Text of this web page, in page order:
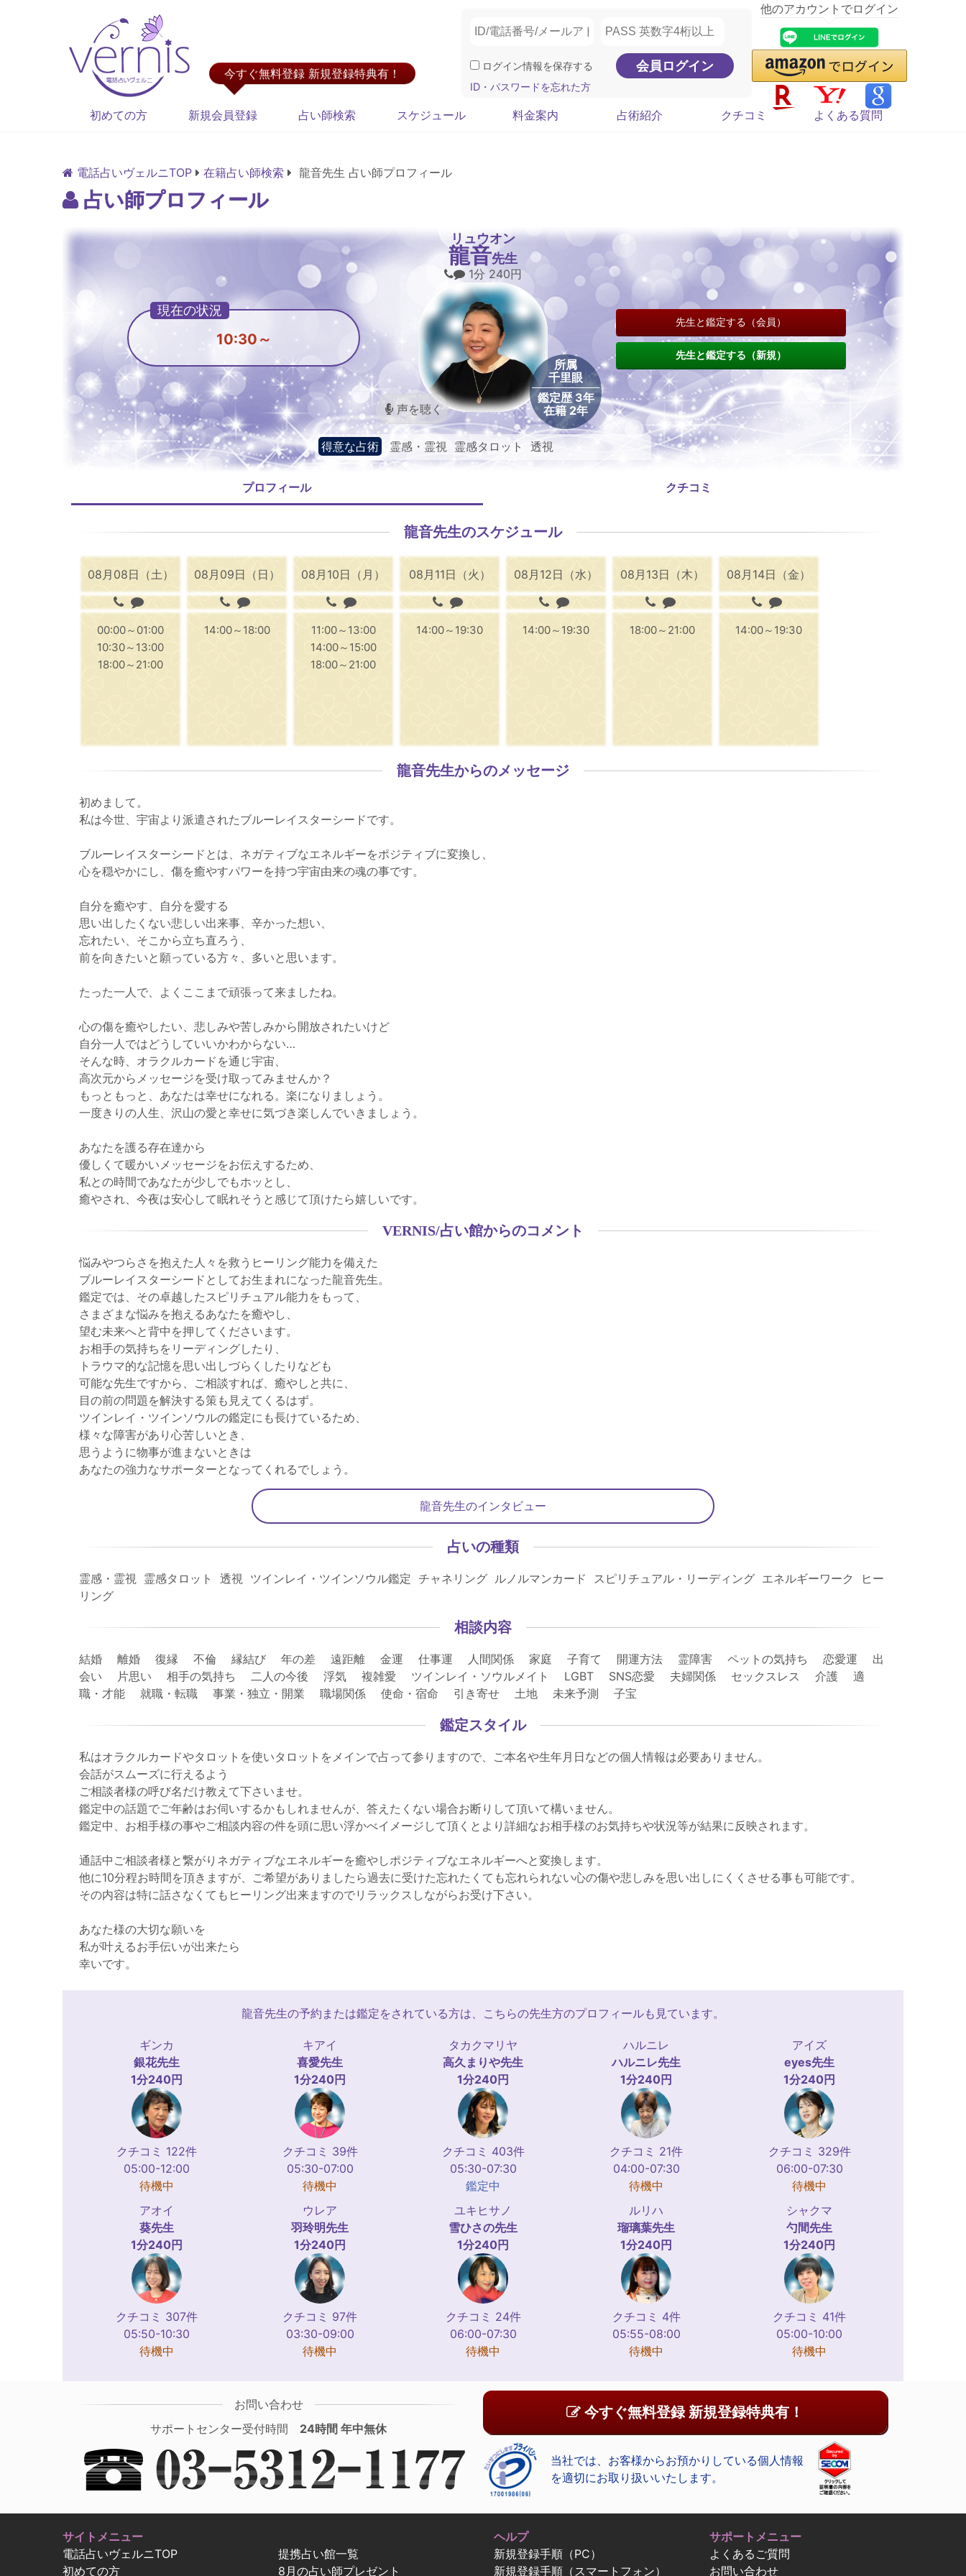
今すぐ無料登録 新規登録特典有！
ログイン情報を保存する
ID・パスワードを忘れた方
他のアカウントでログイン
初めての方 新規会員登録 占い師検索 スケジュール 料金案内 占術紹介 クチコミ よくある質問
電話占いヴェルニTOP 在籍占い師検索 龍音先生 占い師プロフィール
占い師プロフィール
リュウオン
龍音先生
声を聴く
所属
千里眼
鑑定歴 3年
在籍 2年
得意な占術 霊感・霊視 霊感タロット 透視
1分 240円
10:30～
先生と鑑定する（会員）
先生と鑑定する（新規）
プロフィール クチコミ
龍音先生のスケジュール
08月08日（土）
00:00～01:00
10:30～13:00
18:00～21:00
08月09日（日）
14:00～18:00
08月10日（月）
11:00～13:00
14:00～15:00
18:00～21:00
08月11日（火）
14:00～19:30
08月12日（水）
14:00～19:30
08月13日（木）
18:00～21:00
08月14日（金）
14:00～19:30
龍音先生からのメッセージ
初めまして。
私は今世、宇宙より派遣されたブルーレイスターシードです。
ブルーレイスターシードとは、ネガティブなエネルギーをポジティブに変換し、
心を穏やかにし、傷を癒やすパワーを持つ宇宙由来の魂の事です。
自分を癒やす、自分を愛する
思い出したくない悲しい出来事、辛かった想い、
忘れたい、そこから立ち直ろう、
前を向きたいと願っている方々、多いと思います。
たった一人で、よくここまで頑張って来ましたね。
心の傷を癒やしたい、悲しみや苦しみから開放されたいけど
自分一人ではどうしていいかわからない…
そんな時、オラクルカードを通じ宇宙、
高次元からメッセージを受け取ってみませんか？
もっともっと、あなたは幸せになれる。楽になりましょう。
一度きりの人生、沢山の愛と幸せに気づき楽しんでいきましょう。
あなたを護る存在達から
優しくて暖かいメッセージをお伝えするため、
私との時間であなたが少しでもホッとし、
癒やされ、今夜は安心して眠れそうと感じて頂けたら嬉しいです。
VERNIS/占い館からのコメント
悩みやつらさを抱えた人々を救うヒーリング能力を備えた
ブルーレイスターシードとしてお生まれになった龍音先生。
鑑定では、その卓越したスピリチュアル能力をもって、
さまざまな悩みを抱えるあなたを癒やし、
望む未来へと背中を押してくださいます。
お相手の気持ちをリーディングしたり、
トラウマ的な記憶を思い出しづらくしたりなども
可能な先生ですから、ご相談すれば、癒やしと共に、
目の前の問題を解決する策も見えてくるはず。
ツインレイ・ツインソウルの鑑定にも長けているため、
様々な障害があり心苦しいとき、
思うように物事が進まないときは
あなたの強力なサポーターとなってくれるでしょう。
龍音先生のインタビュー
占いの種類
霊感・霊視 霊感タロット 透視 ツインレイ・ツインソウル鑑定 チャネリング ルノルマンカード スピリチュアル・リーディング エネルギーワーク ヒー
リング
相談内容
結婚 離婚 復縁 不倫 縁結び 年の差 遠距離 金運 仕事運 人間関係 家庭 子育て 開運方法 霊障害 ペットの気持ち 恋愛運 出
会い 片思い 相手の気持ち 二人の今後 浮気 複雑愛 ツインレイ・ソウルメイト LGBT SNS恋愛 夫婦関係 セックスレス 介護 適
職・才能 就職・転職 事業・独立・開業 職場関係 使命・宿命 引き寄せ 土地 未来予測 子宝
鑑定スタイル
私はオラクルカードやタロットを使いタロットをメインで占って参りますので、ご本名や生年月日などの個人情報は必要ありません。
会話がスムーズに行えるよう
ご相談者様の呼び名だけ教えて下さいませ。
鑑定中の話題でご年齢はお伺いするかもしれませんが、答えたくない場合お断りして頂いて構いません。
鑑定中、お相手様の事やご相談内容の件を頭に思い浮かべイメージして頂くとより詳細なお相手様のお気持ちや状況等が結果に反映されます。
通話中ご相談者様と繋がりネガティブなエネルギーを癒やしポジティブなエネルギーへと変換します。
他に10分程お時間を頂きますが、ご希望がありましたら過去に受けた忘れたくても忘れられない心の傷や悲しみを思い出しにくくさせる事も可能です。
その内容は特に話さなくてもヒーリング出来ますのでリラックスしながらお受け下さい。
あなた様の大切な願いを
私が叶えるお手伝いが出来たら
幸いです。
龍音先生の予約または鑑定をされている方は、こちらの先生方のプロフィールも見ています。
ギンカ
銀花先生
1分240円
クチコミ 122件
05:00-12:00
待機中
キアイ
喜愛先生
1分240円
クチコミ 39件
05:30-07:00
待機中
タカクマリヤ
高久まりや先生
1分240円
クチコミ 403件
05:30-07:30
鑑定中
ハルニレ
ハルニレ先生
1分240円
クチコミ 21件
04:00-07:30
待機中
アイズ
eyes先生
1分240円
クチコミ 329件
06:00-07:30
待機中
アオイ
葵先生
1分240円
クチコミ 307件
05:50-10:30
待機中
ウレア
羽玲明先生
1分240円
クチコミ 97件
03:30-09:00
待機中
ユキヒサノ
雪ひさの先生
1分240円
クチコミ 24件
06:00-07:30
待機中
ルリハ
瑠璃葉先生
1分240円
クチコミ 4件
05:55-08:00
待機中
シャクマ
勺間先生
1分240円
クチコミ 41件
05:00-10:00
待機中
お問い合わせ
サポートセンター受付時間 24時間 年中無休
今すぐ無料登録 新規登録特典有！
当社では、お客様からお預かりしている個人情報
を適切にお取り扱いいたします。
サイトメニュー
電話占いヴェルニTOP
初めての方
提携占い館一覧
8月の占い師プレゼント
ヘルプ
新規登録手順（PC）
新規登録手順（スマートフォン）
サポートメニュー
よくあるご質問
お問い合わせ